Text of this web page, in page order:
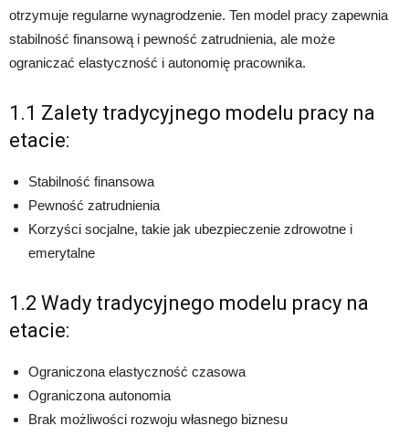
otrzymuje regularne wynagrodzenie. Ten model pracy zapewnia
stabilność finansową i pewność zatrudnienia, ale może
ograniczać elastyczność i autonomię pracownika.
1.1 Zalety tradycyjnego modelu pracy na
etacie:
Stabilność finansowa
Pewność zatrudnienia
Korzyści socjalne, takie jak ubezpieczenie zdrowotne i
emerytalne
1.2 Wady tradycyjnego modelu pracy na
etacie:
Ograniczona elastyczność czasowa
Ograniczona autonomia
Brak możliwości rozwoju własnego biznesu